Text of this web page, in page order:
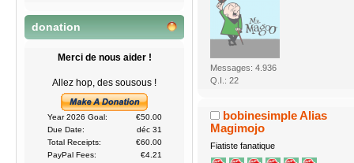
donation
Merci de nous aider !
Allez hop, des sousous !
Year 2026 Goal:
€50.00
Due Date:
déc 31
Total Receipts:
€60.00
PayPal Fees:
€4.21
Messages: 4.936
Q.I.: 22
bobinesimple Alias
Magimojo
Fiatiste fanatique